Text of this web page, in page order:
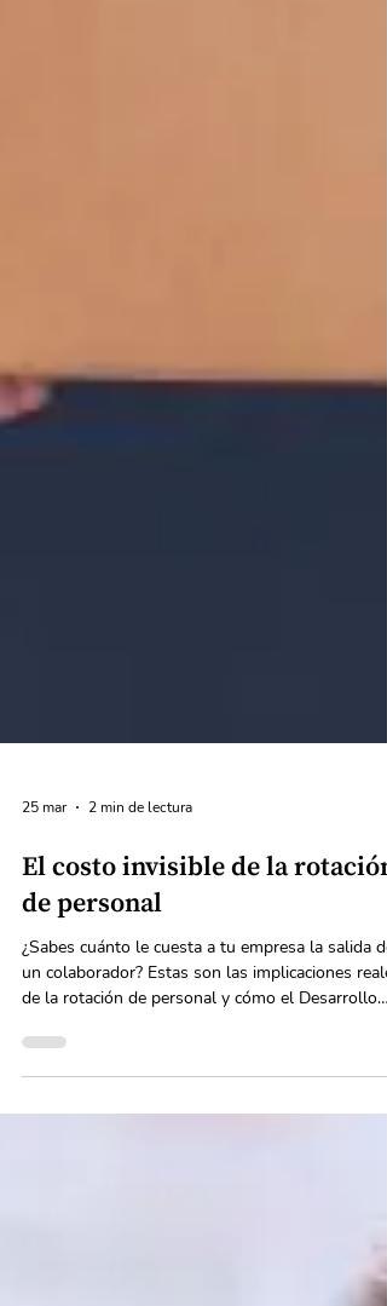
25 mar 2 min de lectura
El costo invisible de la rotación
de personal
¿Sabes cuánto le cuesta a tu empresa la salida de
un colaborador? Estas son las implicaciones
de la rotación de personal y cómo el Desarrollo
Organizacional de OutHand puede ayudarte a